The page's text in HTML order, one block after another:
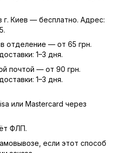
г. Киев — бесплатно. Адрес:
отделение — от 65 грн.
1–3 дня.
почтой — от 90 грн.
1–3 дня.
или Mastercard через
ФЛП.
если этот способ